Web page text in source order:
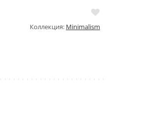
Коллекция: Minimalism